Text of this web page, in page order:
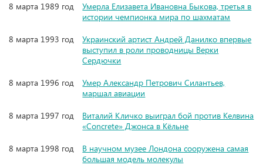
8 марта 1989 год
Умерла Елизавета Ивановна Быкова, третья в
истории чемпионка мира по шахматам
8 марта 1993 год
Украинский артист Андрей Данилко впервые
выступил в роли проводницы Верки
Сердючки
8 марта 1996 год
Умер Александр Петрович Силантьев,
маршал авиации
8 марта 1997 год
Виталий Кличко выиграл бой против Келвина
«Concrete» Джонса в Кёльне
8 марта 1998 год
В научном музее Лондона сооружена самая
большая модель молекулы